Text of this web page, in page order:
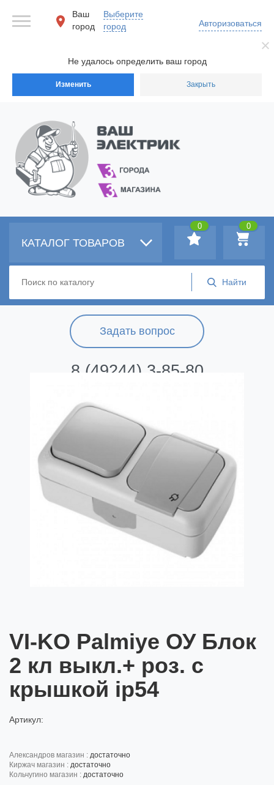
Не удалось определить ваш город
Изменить Закрыть
Ваш
город
Выберите
город
Авторизоваться
Задать вопрос
8 (49244) 3-85-80
КАТАЛОГ ТОВАРОВ
0
0
VI-KO Palmiye ОУ Блок
2 кл выкл.+ роз. с
крышкой ip54
Артикул:
александров магазин : достаточно
киржач магазин : достаточно
кольчугино магазин : достаточно